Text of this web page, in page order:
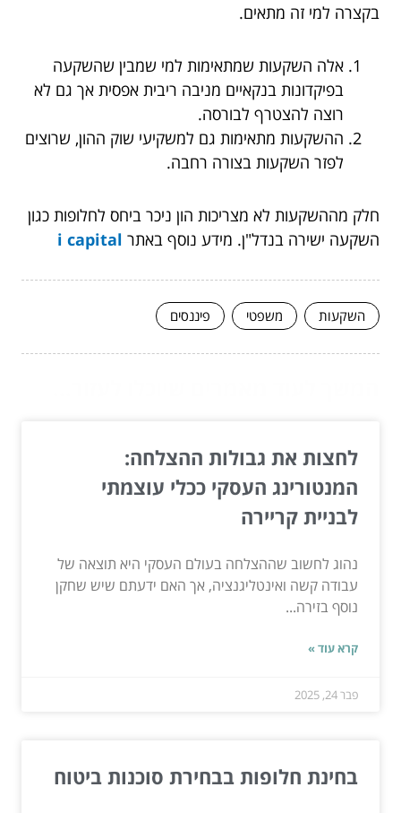
בקצרה למי זה מתאים.
אלה השקעות שמתאימות למי שמבין שהשקעה
בפיקדונות בנקאיים מניבה ריבית אפסית אך גם לא
רוצה להצטרף לבורסה.
ההשקעות מתאימות גם למשקיעי שוק ההון, שרוצים
לפזר השקעות בצורה רחבה.
חלק מההשקעות לא מצריכות הון ניכר ביחס לחלופות כגון
השקעה ישירה בנדל"ן. מידע נוסף באתר i capital
השקעות משפטי פיננסים
לחצות את גבולות ההצלחה:
המנטורינג העסקי ככלי עוצמתי
לבניית קריירה
נהוג לחשוב שההצלחה בעולם העסקי היא תוצאה של
עבודה קשה ואינטליגנציה, אך האם ידעתם שיש שחקן
נוסף בזירה...
קרא עוד »
פבר 24, 2025
בחינת חלופות בבחירת סוכנות ביטוח